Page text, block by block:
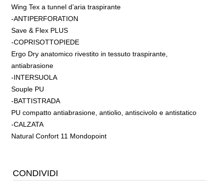
Wing Tex a tunnel d’aria traspirante
-ANTIPERFORATION
Save & Flex PLUS
-COPRISOTTOPIEDE
Ergo Dry anatomico rivestito in tessuto traspirante,
antiabrasione
-INTERSUOLA
Souple PU
-BATTISTRADA
PU compatto antiabrasione, antiolio, antiscivolo e antistatico
-CALZATA
Natural Confort 11 Mondopoint
CONDIVIDI